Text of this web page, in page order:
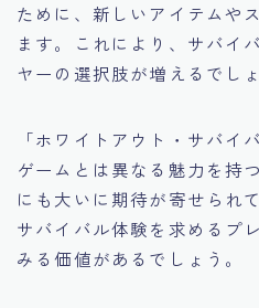
ために、新しいアイテムや
ます。これにより、サバイ
ヤーの選択肢が増えるでしょ
「ホワイトアウト・サバイ
ゲームとは異なる魅力を持
にも大いに期待が寄せられ
サバイバル体験を求めるプ
みる価値があるでしょう。